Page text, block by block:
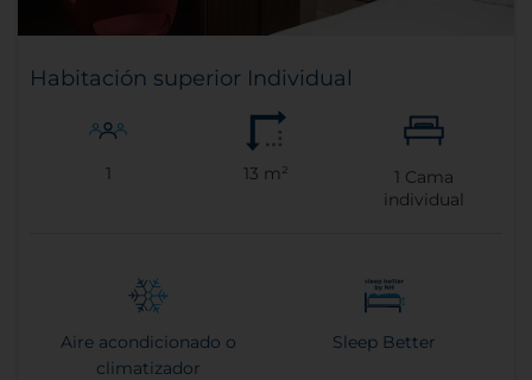
Habitación superior Individual
1 13 m² 1 Cama
individual
Aire acondicionado o
climatizador
Sleep Better